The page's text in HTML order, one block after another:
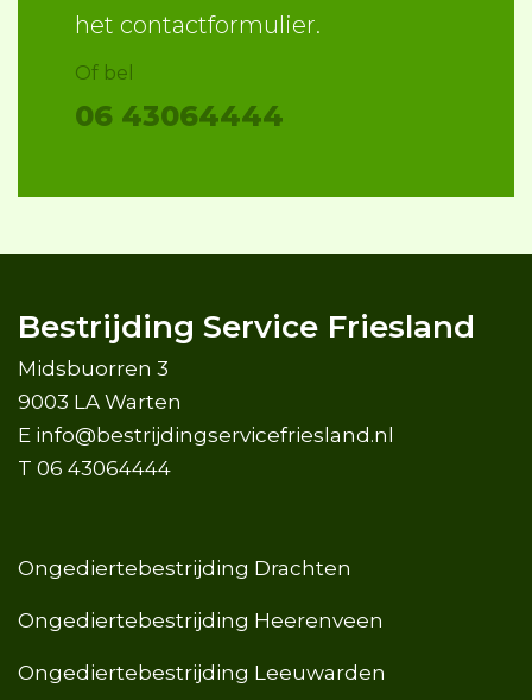
het contactformulier.
Of bel
06 43064444
Bestrijding Service Friesland
Midsbuorren 3
9003 LA Warten
E info@bestrijdingservicefriesland.nl
T 06 43064444
Ongediertebestrijding Drachten
Ongediertebestrijding Heerenveen
Ongediertebestrijding Leeuwarden